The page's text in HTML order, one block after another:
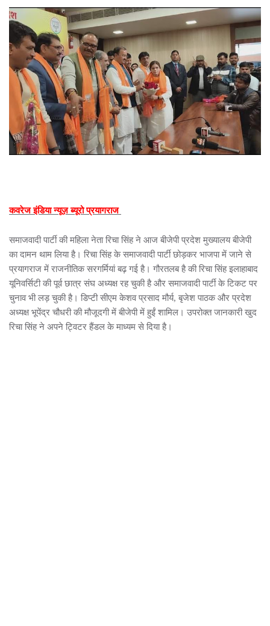
कवरेज इंडिया न्यूज़ ब्यूरो प्रयागराज
समाजवादी पार्टी की महिला नेता रिचा सिंह ने आज बीजेपी प्रदेश मुख्यालय बीजेपी
का दामन थाम लिया है। रिचा सिंह के समाजवादी पार्टी छोड़कर भाजपा में जाने से
प्रयागराज में राजनीतिक सरगर्मियां बढ़ गई है। गौरतलब है की रिचा सिंह इलाहाबाद
यूनिवर्सिटी की पूर्व छात्र संघ अध्यक्ष रह चुकी है और समाजवादी पार्टी के टिकट पर
चुनाव भी लड़ चुकी है। डिप्टी सीएम केशव प्रसाद मौर्य, बृजेश पाठक और प्रदेश
अध्यक्ष भूपेंद्र चौधरी की मौजूदगी में बीजेपी में हुईं शामिल। उपरोक्त जानकारी खुद
रिचा सिंह ने अपने ट्विटर हैंडल के माध्यम से दिया है।